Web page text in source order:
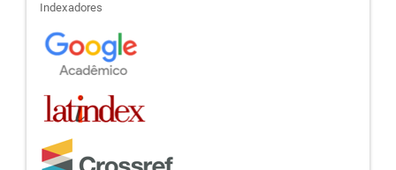
indexadores
Indexadores